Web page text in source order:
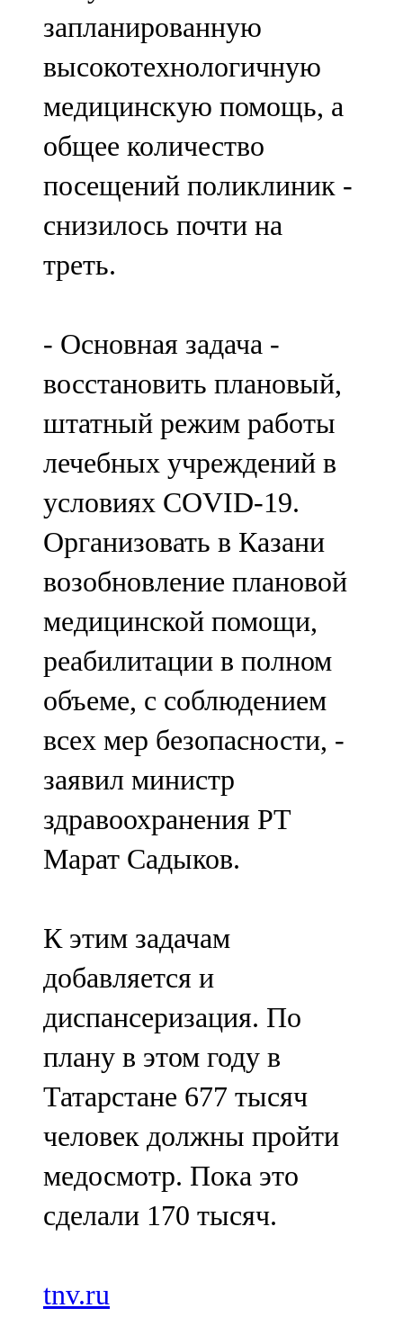
запланированную
высокотехнологичную
медицинскую помощь, а
общее количество
посещений поликлиник -
снизилось почти на
треть.
- Основная задача -
восстановить плановый,
штатный режим работы
лечебных учреждений в
условиях COVID-19.
Организовать в Казани
возобновление плановой
медицинской помощи,
реабилитации в полном
объеме, с соблюдением
всех мер безопасности, -
заявил министр
здравоохранения РТ
Марат Садыков.
К этим задачам
добавляется и
диспансеризация. По
плану в этом году в
Татарстане 677 тысяч
человек должны пройти
медосмотр. Пока это
сделали 170 тысяч.
tnv.ru